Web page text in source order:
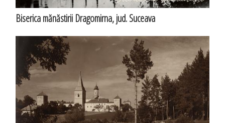
Biserica mănăstirii Dragomirna, jud. Suceava